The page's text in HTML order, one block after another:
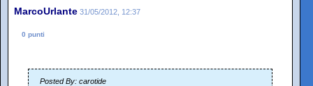
MarcoUrlante 31/05/2012, 12:37
0 punti
Posted By: carotide